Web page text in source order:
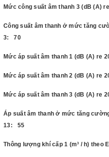
Mức công suất âm thanh 3 (dB (A)
Công suất âm thanh ở mức tăng
3: 70
Mức áp suất âm thanh 1 (dB (A) re
Mức áp suất âm thanh 2 (dB (A) re
Mức áp suất âm thanh 3 (dB (A) re
Áp suất âm thanh ở mức tăng
13: 55
Thông lượng khí cấp 1 (m³ / h) theo